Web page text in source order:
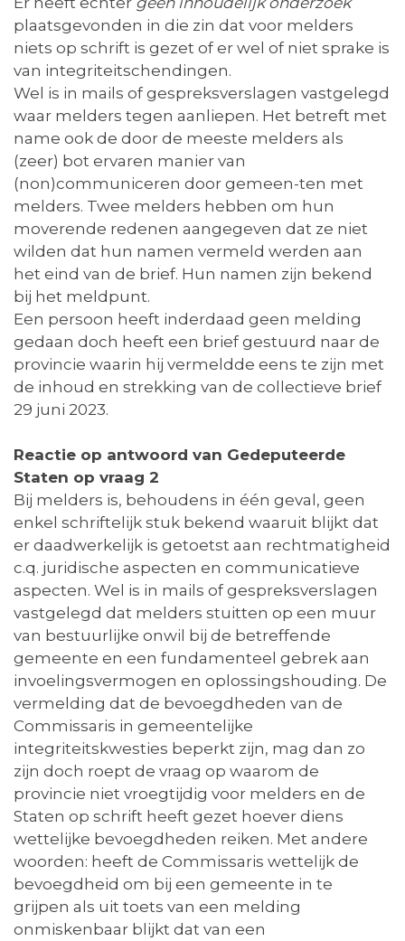
plaatsgevonden in die zin dat voor melders
niets op schrift is gezet of er wel of niet sprake is
van integriteitschendingen.
Wel is in mails of gespreksverslagen vastgelegd
waar melders tegen aanliepen. Het betreft met
name ook de door de meeste melders als
(zeer) bot ervaren manier van
(non)communiceren door gemeen-ten met
melders. Twee melders hebben om hun
moverende redenen aangegeven dat ze niet
wilden dat hun namen vermeld werden aan
het eind van de brief. Hun namen zijn bekend
bij het meldpunt.
Een persoon heeft inderdaad geen melding
gedaan doch heeft een brief gestuurd naar de
provincie waarin hij vermeldde eens te zijn met
de inhoud en strekking van de collectieve brief
29 juni 2023.
Reactie op antwoord van Gedeputeerde
Staten op vraag 2
Bij melders is, behoudens in één geval, geen
enkel schriftelijk stuk bekend waaruit blijkt dat
er daadwerkelijk is getoetst aan rechtmatigheid
c.q. juridische aspecten en communicatieve
aspecten. Wel is in mails of gespreksverslagen
vastgelegd dat melders stuitten op een muur
van bestuurlijke onwil bij de betreffende
gemeente en een fundamenteel gebrek aan
invoelingsvermogen en oplossingshouding. De
vermelding dat de bevoegdheden van de
Commissaris in gemeentelijke
integriteitskwesties beperkt zijn, mag dan zo
zijn doch roept de vraag op waarom de
provincie niet vroegtijdig voor melders en de
Staten op schrift heeft gezet hoever diens
wettelijke bevoegdheden reiken. Met andere
woorden: heeft de Commissaris wettelijk de
bevoegdheid om bij een gemeente in te
grijpen als uit toets van een melding
onmiskenbaar blijkt dat van een